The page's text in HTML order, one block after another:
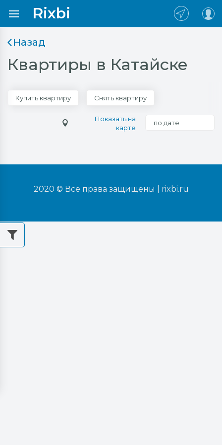
Rixbi
Назад
Квартиры в Катайске
Купить квартиру Снять квартиру
Показать на
карте
по дате
2020 © Все права защищены | rixbi.ru